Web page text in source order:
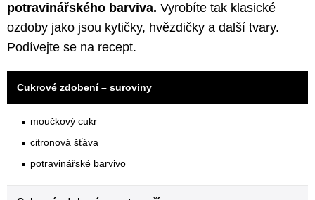
potravinářského barviva. Vyrobíte tak klasické
ozdoby jako jsou kytičky, hvězdičky a další tvary.
Podívejte se na recept.
Cukrové zdobení – suroviny
moučkový cukr
citronová šťáva
potravinářské barvivo